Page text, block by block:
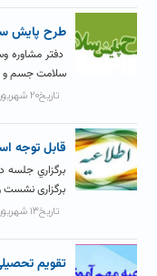
طرح پايش
دفتر مشاوره
سلامت جسم و
تاریخ۲۰ شهریور ۱۴۰۲
قابل توجه
برگزاري
برگزاری
تاریخ۱۳ شهریور ۱۴۰۲
تقويم تحصيلي